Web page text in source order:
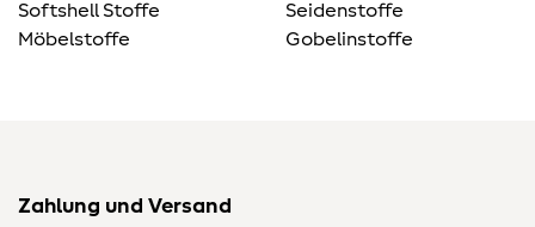
Softshell Stoffe
Möbelstoffe
Seidenstoffe
Gobelinstoffe
Zahlung und Versand